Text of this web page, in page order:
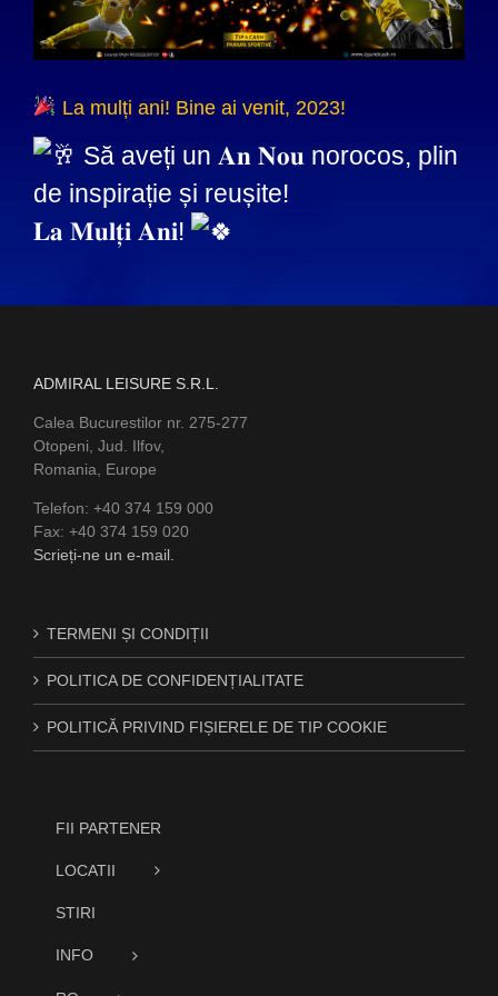
La mulți ani! Bine ai venit, 2023!
Să aveți un 𝐀𝐧 𝐍𝐨𝐮 norocos, plin
de inspirație și reușite!
𝐋𝐚 𝐌𝐮𝐥𝐭̦𝐢 𝐀𝐧𝐢!
ADMIRAL LEISURE S.R.L.
Calea Bucurestilor nr. 275-277
Otopeni, Jud. Ilfov,
Romania, Europe
Telefon: +40 374 159 000
Fax: +40 374 159 020
Scrieți-ne un e-mail.
TERMENI ȘI CONDIȚII
POLITICA DE CONFIDENȚIALITATE
POLITICĂ PRIVIND FIȘIERELE DE TIP COOKIE
FII PARTENER
LOCATII
STIRI
INFO